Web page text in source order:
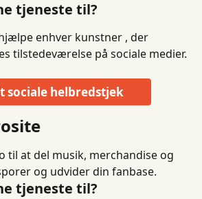
tjeneste til?
enhver kunstner , der
tilstedeværelse på sociale medier.
sociale helbredstjek
til at del musik, merchandise og
og udvider din fanbase.
tjeneste til?